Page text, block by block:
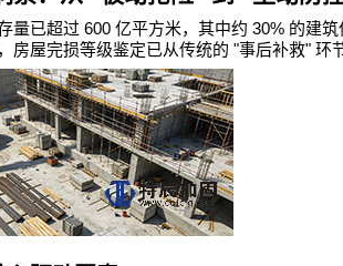
量已超过 600 亿平方米，其中约 30% 的建筑
房屋完损等级鉴定已从传统的 "事后补救" 环